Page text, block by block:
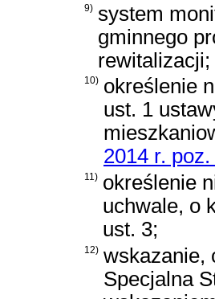
9) system
gminnego
rewitalizacji;
10) określenie
ust. 1
2014 r.
11) określenie
uchwale, o
ust. 3;
12) wskazanie,
Specjalna